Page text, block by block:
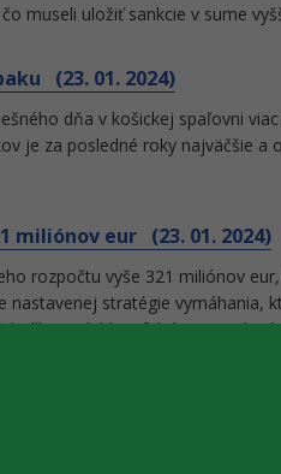
museli uložiť sankcie v sume
(23. 01. 2024)
dňa v košickej spaľovni
je za posledné roky najväčšie a
miliónov eur (23. 01. 2024)
rozpočtu vyše 321 miliónov
nastavenej stratégie vymáhania,
dlhov, rýchle, efektívne a cielené
a podporných IT aplikácií i
medvedíkovi (22. 01.